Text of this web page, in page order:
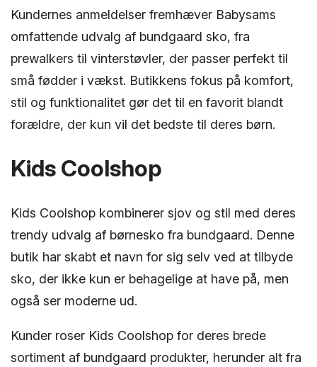
Kundernes anmeldelser fremhæver Babysams
omfattende udvalg af bundgaard sko, fra
prewalkers til vinterstøvler, der passer perfekt til
små fødder i vækst. Butikkens fokus på komfort,
stil og funktionalitet gør det til en favorit blandt
forældre, der kun vil det bedste til deres børn.
Kids Coolshop
Kids Coolshop kombinerer sjov og stil med deres
trendy udvalg af børnesko fra bundgaard. Denne
butik har skabt et navn for sig selv ved at tilbyde
sko, der ikke kun er behagelige at have på, men
også ser moderne ud.
Kunder roser Kids Coolshop for deres brede
sortiment af bundgaard produkter, herunder alt fra